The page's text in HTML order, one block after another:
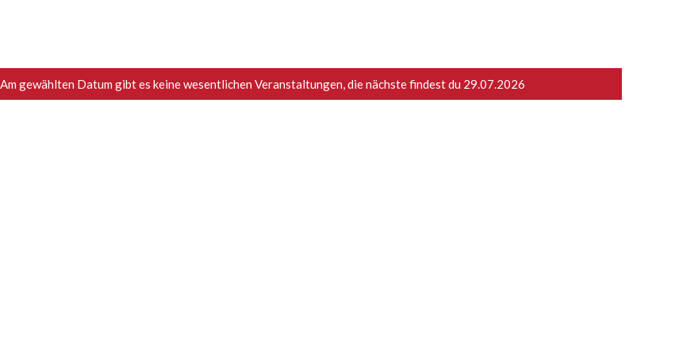
Am gewählten Datum gibt es keine wesentlichen Veranstaltungen, die nächste findest du 29.07.2026